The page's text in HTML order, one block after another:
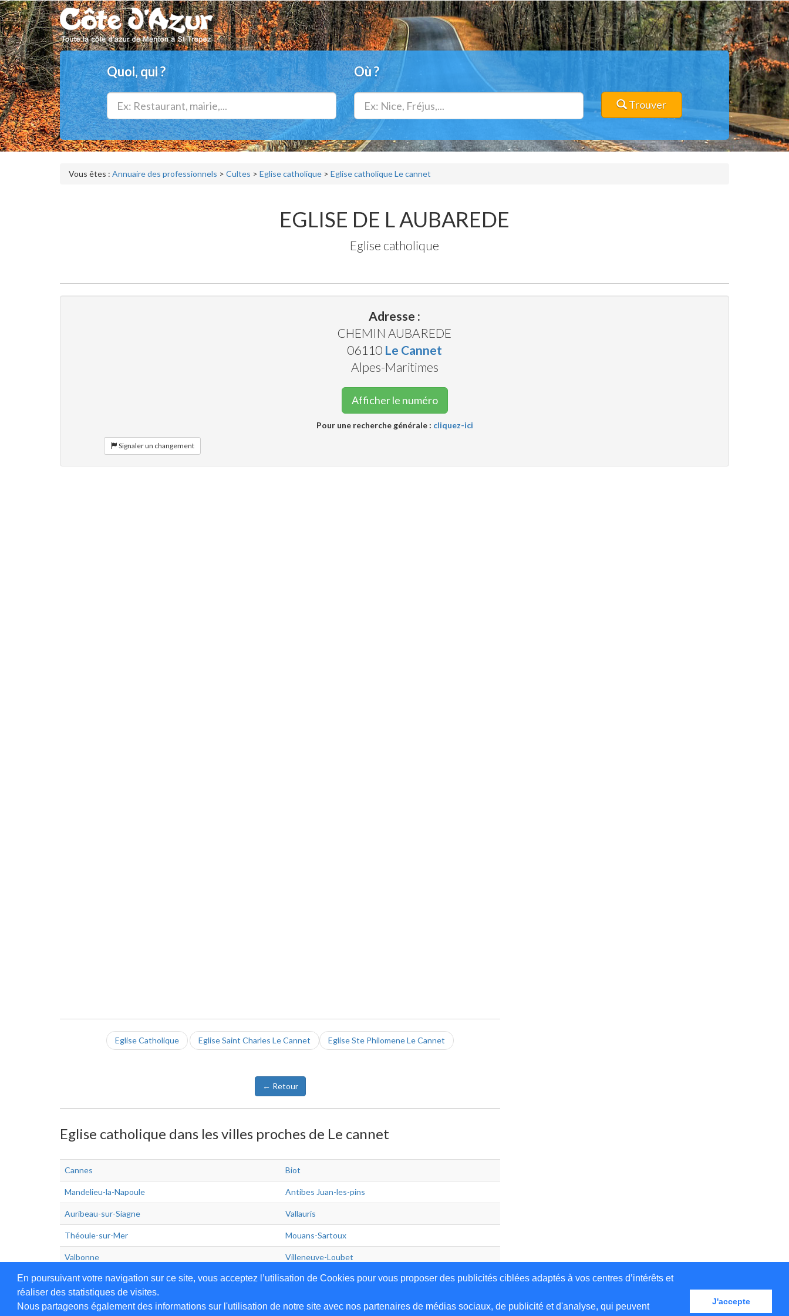
En poursuivant votre navigation sur ce site, vous acceptez l’utilisation de Cookies pour vous proposer des publicités ciblées adaptés à vos centres d’intérêts et
réaliser des statistiques de visites.
Nous partageons également des informations sur l'utilisation de notre site avec nos partenaires de médias sociaux, de publicité et d'analyse, qui peuvent
J'accepte
Quoi, qui ? Où ?
Trouver
Vous êtes : Annuaire des professionnels > Cultes > Eglise catholique > Eglise catholique Le cannet
EGLISE DE L AUBAREDE
Eglise catholique
Adresse :
CHEMIN AUBAREDE
06110 Le Cannet
Alpes-Maritimes
Afficher le numéro
Pour une recherche générale : cliquez-ici
Signaler un changement
Eglise Catholique Eglise Saint Charles Le Cannet Eglise Ste Philomene Le Cannet
← Retour
Eglise catholique dans les villes proches de Le cannet
Cannes Biot
Mandelieu-la-Napoule Antibes Juan-les-pins
Auribeau-sur-Siagne Vallauris
Théoule-sur-Mer Mouans-Sartoux
Valbonne Villeneuve-Loubet